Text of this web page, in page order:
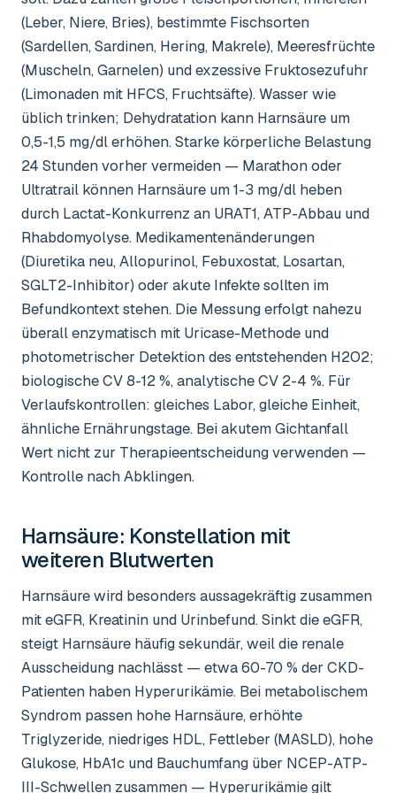
(Leber, Niere, Bries), bestimmte Fischsorten
(Sardellen, Sardinen, Hering, Makrele), Meeresfrüchte
(Muscheln, Garnelen) und exzessive Fruktosezufuhr
(Limonaden mit HFCS, Fruchtsäfte). Wasser wie
üblich trinken; Dehydratation kann Harnsäure um
0,5-1,5 mg/dl erhöhen. Starke körperliche Belastung
24 Stunden vorher vermeiden — Marathon oder
Ultratrail können Harnsäure um 1-3 mg/dl heben
durch Lactat-Konkurrenz an URAT1, ATP-Abbau und
Rhabdomyolyse. Medikamentenänderungen
(Diuretika neu, Allopurinol, Febuxostat, Losartan,
SGLT2-Inhibitor) oder akute Infekte sollten im
Befundkontext stehen. Die Messung erfolgt nahezu
überall enzymatisch mit Uricase-Methode und
photometrischer Detektion des entstehenden H2O2;
biologische CV 8-12 %, analytische CV 2-4 %. Für
Verlaufskontrollen: gleiches Labor, gleiche Einheit,
ähnliche Ernährungstage. Bei akutem Gichtanfall
Wert nicht zur Therapieentscheidung verwenden —
Kontrolle nach Abklingen.
Harnsäure: Konstellation mit
weiteren Blutwerten
Harnsäure wird besonders aussagekräftig zusammen
mit eGFR, Kreatinin und Urinbefund. Sinkt die eGFR,
steigt Harnsäure häufig sekundär, weil die renale
Ausscheidung nachlässt — etwa 60-70 % der CKD-
Patienten haben Hyperurikämie. Bei metabolischem
Syndrom passen hohe Harnsäure, erhöhte
Triglyzeride, niedriges HDL, Fettleber (MASLD), hohe
Glukose, HbA1c und Bauchumfang über NCEP-ATP-
III-Schwellen zusammen — Hyperurikämie gilt